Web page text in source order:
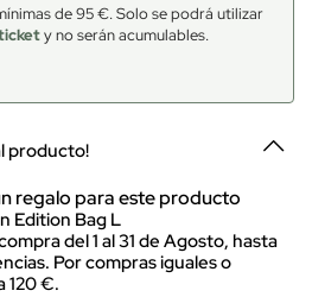
de 95 €. Solo se podrá utilizar
y no serán acumulables.
producto!
regalo para este producto
Edition Bag L
del 1 al 31 de Agosto, hasta
Por compras iguales o
120 €.